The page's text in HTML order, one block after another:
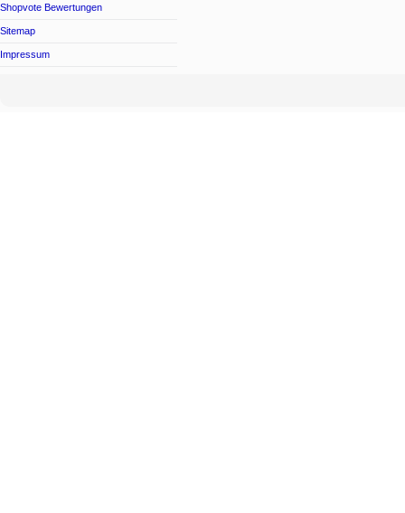
Shopvote Bewertungen
Sitemap
Impressum